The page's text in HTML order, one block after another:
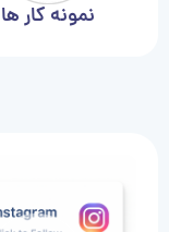
نمونه کار ها